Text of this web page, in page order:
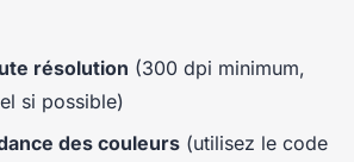
résolution (300 dpi minimum,
si possible)
des couleurs (utilisez le code